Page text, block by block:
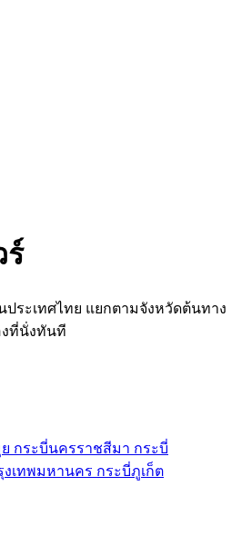
ร์
ระเทศไทย แยกตามจังหวัดต้นทาง
งที่นั่งทันที
กระบี่นครราชสีมา กระบี่
งเทพมหานคร กระบี่ภูเก็ต